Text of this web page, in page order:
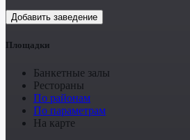
Добавить заведение
Площадки
Банкетные залы
Рестораны
По районам
По параметрам
На карте